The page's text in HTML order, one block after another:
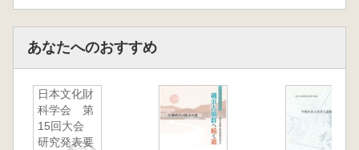
あなたへのおすすめ
日本文化財
科学会 第
15回大会
研究発表要